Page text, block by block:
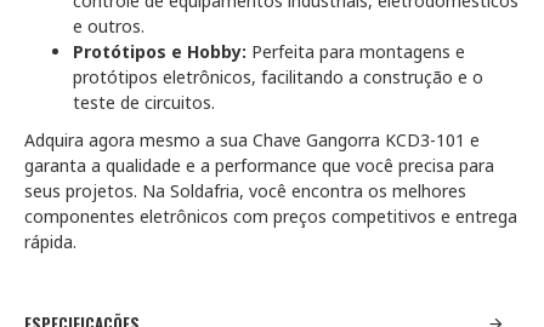
e outros.
Protótipos e Hobby: Perfeita para montagens e
protótipos eletrônicos, facilitando a construção e o
teste de circuitos.
Adquira agora mesmo a sua Chave Gangorra KCD3-101 e
garanta a qualidade e a performance que você precisa para
seus projetos. Na Soldafria, você encontra os melhores
componentes eletrônicos com preços competitivos e entrega
rápida.